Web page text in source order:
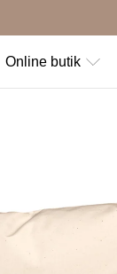
Online butik